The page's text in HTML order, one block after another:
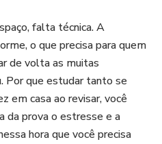
falta técnica. A
o que precisa para quem
de volta as muitas
Por que estudar tanto se
em casa ao revisar, você
da prova o estresse e a
hora que você precisa